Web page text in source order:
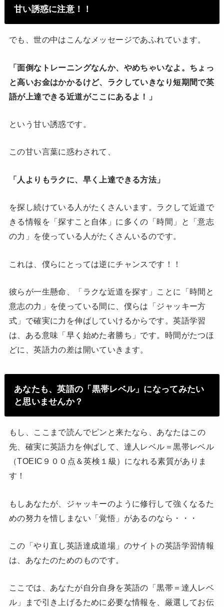
甘い誘惑に注意！！
でも、世の中はこんなメッセージであふれています。
「面倒なトレーニングなんか、やめちゃいなよ。ちょっ
と高いお金はかかるけど、ラクしていきなり短期間で英
語が上達できる近道がここにあるよ！」
という甘い誘惑です。
この甘い言葉に惑わされて、
「人よりもラクに、早く上達できる方法」
を探し続けている人がたくさんいます。ラクして近道で
きる情報を「探すこと自体」に多くの「時間」と「意志
の力」を使っている人がたくさんいるのです。
これは、僕らにとっては逆にチャンスです！！
彼らが一生懸命、「ラクな近道を探す」ことに「時間と
意志の力」を使っている間に、僕らは「ジャッキー方
式」で確実に力を伸ばしていけるからです。英語学習
は、ある意味「早く始めた者勝ち」です。時間がたつほ
どに、英語力の差は開いていきます。
あなたも、英語の「黒帯レベル」になってみたい
と思いませんか？
もし、ここまで読んでピンと来たなら、あなたはこの
先、確実に英語力を伸ばして、達人レベル＝黒帯レベル
（TOEIC９００点＆英検１級）になれる素質がありま
す！
もしあなたが、ジャッキーのように修行して強くなるた
めの努力を惜しまない「覚悟」があるのなら・・・
この「やり直し英語達成道場」のサイトの英語学習情報
は、あなたのためのものです。
ここでは、あなたが自分自身を英語の「黒帯＝達人レベ
ル」まで引き上げるために必要な情報を、厳選してお伝